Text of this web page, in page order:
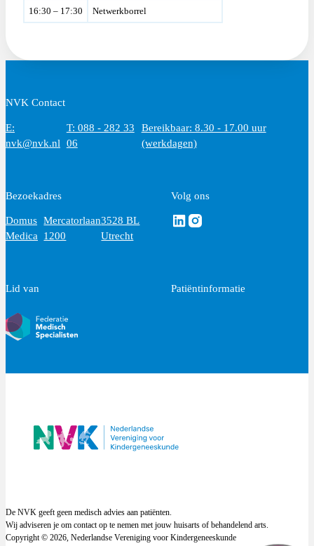
16:30 – 17:30 Netwerkborrel
NVK Contact
E:
nvk@nvk.nl
T: 088 - 282 33
06
Bereikbaar: 8.30 - 17.00 uur
(werkdagen)
Bezoekadres
Domus
Medica
Mercatorlaan
1200
3528 BL
Utrecht
Volg ons
Volg ons via Linkedin
Volg ons via Instagram
Lid van Patiëntinformatie
De NVK geeft geen medisch advies aan patiënten.
Wij adviseren je om contact op te nemen met jouw huisarts of behandelend arts.
Copyright © 2026, Nederlandse Vereniging voor Kindergeneeskunde